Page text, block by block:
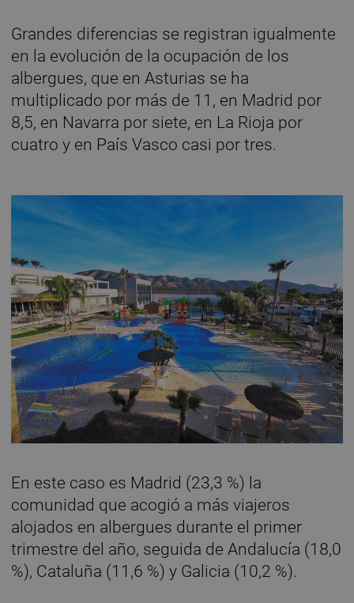
Grandes diferencias se registran igualmente
en la evolución de la ocupación de los
albergues, que en Asturias se ha
multiplicado por más de 11, en Madrid por
8,5, en Navarra por siete, en La Rioja por
cuatro y en País Vasco casi por tres.
En este caso es Madrid (23,3 %) la
comunidad que acogió a más viajeros
alojados en albergues durante el primer
trimestre del año, seguida de Andalucía (18,0
%), Cataluña (11,6 %) y Galicia (10,2 %).